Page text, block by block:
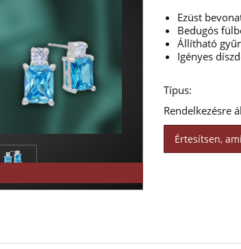
Ezüst
Bedugós
Állítható
Igényes
Típus:
Rendelkezésre
Értesítsen,